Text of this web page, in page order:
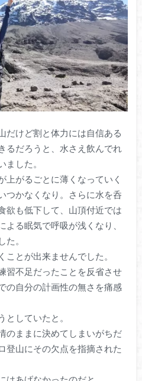
だけど割と体力には自信ある
るだろうと、水さえ飲んでれ
ました。
上がるごとに薄くなっていく
つかなくなり。さらに水を呑
欲も低下して、山頂付近では
る眠気で呼吸が浅くなり、
。
とが出来ませんでした。
習不足だったことを反省させ
の自分の計画性の無さを痛感
していたと。
のままに決めてしまいがちだ
登山にその欠点を指摘された